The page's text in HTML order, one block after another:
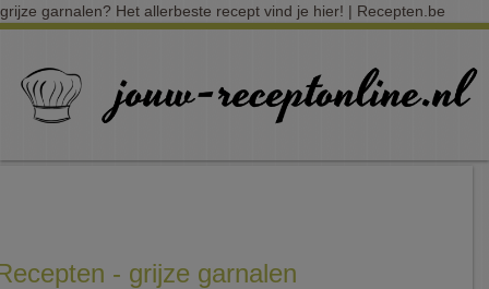
grijze garnalen? Het allerbeste recept vind je hier! | Recepten.be
- grijze garnalen